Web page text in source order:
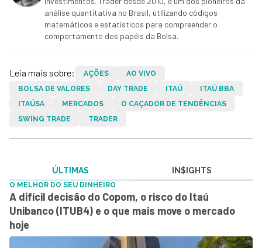
análise quantitativa no Brasil, utilizando códigos
matemáticos e estatísticos para compreender o
comportamento dos papéis da Bolsa.
Leia mais sobre: AÇÕES
AO VIVO
BOLSA DE VALORES
DAY TRADE ITAÚ
ITAÚ BBA
ITAÚSA
MERCADOS
O CAÇADOR DE TENDÊNCIAS
SWING TRADE
TRADER
ÚLTIMAS IN$IGHTS
O MELHOR DO SEU DINHEIRO
A difícil decisão do Copom, o risco do Itaú
Unibanco (ITUB4) e o que mais move o mercado
hoje